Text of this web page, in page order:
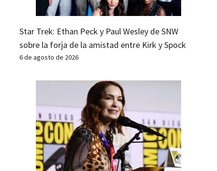
Star Trek: Ethan Peck y Paul Wesley de SNW
sobre la forja de la amistad entre Kirk y Spock
6 de agosto de 2026